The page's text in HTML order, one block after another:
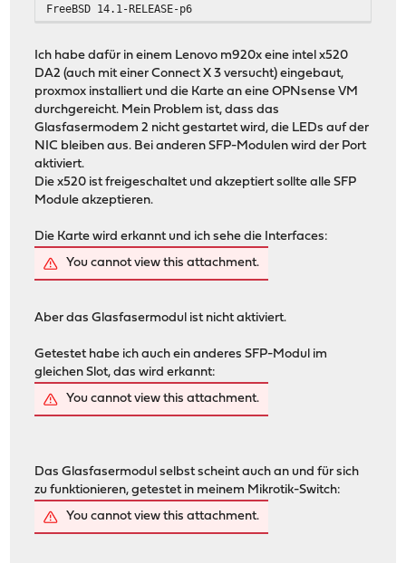
FreeBSD 14.1-RELEASE-p6
Ich habe dafür in einem Lenovo m920x eine intel x520
DA2 (auch mit einer Connect X 3 versucht) eingebaut,
proxmox installiert und die Karte an eine OPNsense VM
durchgereicht. Mein Problem ist, dass das
Glasfasermodem 2 nicht gestartet wird, die LEDs auf der
NIC bleiben aus. Bei anderen SFP-Modulen wird der Port
aktiviert.
Die x520 ist freigeschaltet und akzeptiert sollte alle SFP
Module akzeptieren.
Die Karte wird erkannt und ich sehe die Interfaces:
You cannot view this attachment.
Aber das Glasfasermodul ist nicht aktiviert.
Getestet habe ich auch ein anderes SFP-Modul im
gleichen Slot, das wird erkannt:
You cannot view this attachment.
Das Glasfasermodul selbst scheint auch an und für sich
zu funktionieren, getestet in meinem Mikrotik-Switch:
You cannot view this attachment.